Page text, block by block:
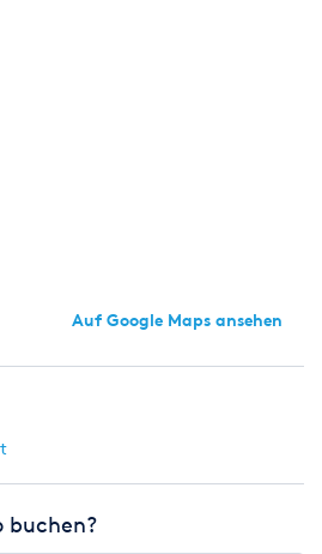
Auf Google Maps ansehen
buchen?